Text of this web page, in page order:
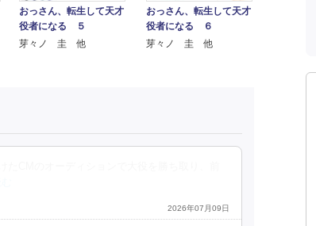
おっさん、転生して天才
役者になる ５
芽々ノ 圭 他
おっさん、転生して天才
役者になる ６
芽々ノ 圭 他
2026年07月09日